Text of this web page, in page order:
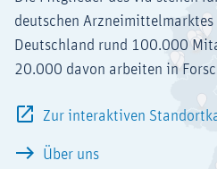
deutschen
Deutschland rund 100.000
20.000 davon arbeiten in
Zur interaktiven
Über uns